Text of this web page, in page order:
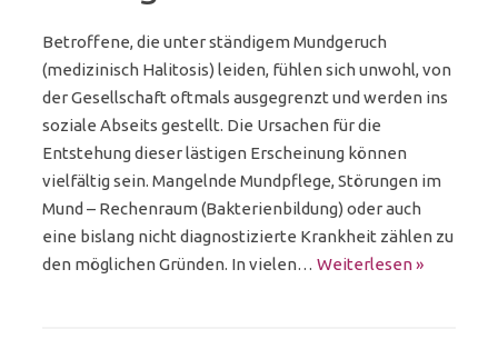
Betroffene, die unter ständigem Mundgeruch
(medizinisch Halitosis) leiden, fühlen sich unwohl, von
der Gesellschaft oftmals ausgegrenzt und werden ins
soziale Abseits gestellt. Die Ursachen für die
Entstehung dieser lästigen Erscheinung können
vielfältig sein. Mangelnde Mundpflege, Störungen im
Mund – Rechenraum (Bakterienbildung) oder auch
eine bislang nicht diagnostizierte Krankheit zählen zu
den möglichen Gründen. In vielen… Weiterlesen »